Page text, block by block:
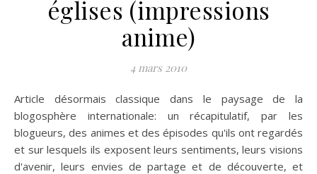
églises (impressions
anime)
4 mars 2010
Article désormais classique dans le paysage de la
blogosphère internationale: un récapitulatif, par les
blogueurs, des animes et des épisodes qu'ils ont regardés
et sur lesquels ils exposent leurs sentiments, leurs visions
d'avenir, leurs envies de partage et de découverte, et